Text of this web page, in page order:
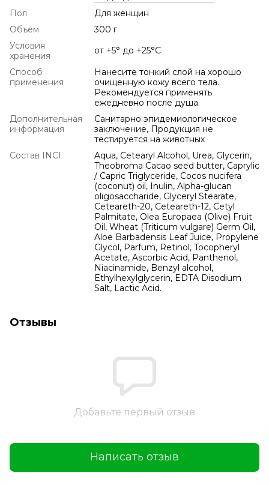
Пол
Для женщин
Объём
300 г
Условия
хранения
от +5° до +25°С
Способ
применения
Нанесите тонкий слой на хорошо
очищенную кожу всего тела.
Рекомендуется применять
ежедневно после душа.
Дополнительная
информация
Санитарно эпидемиологическое
заключение, Продукция не
тестируется на животных
Состав INCI
Aqua, Cetearyl Alcohol, Urea, Glycerin,
Theobroma Cacao seed butter, Caprylic
/ Capric Triglyceride, Cocos nucifera
(coconut) oil, Inulin, Alpha-glucan
oligosaccharide, Glyceryl Stearate,
Ceteareth-20, Ceteareth-12, Cetyl
Palmitate, Olea Europaea (Olive) Fruit
Oil, Wheat (Triticum vulgare) Germ Oil,
Aloe Barbadensis Leaf Juice, Propylene
Glycol, Parfum, Retinol, Tocopheryl
Acetate, Ascorbic Acid, Panthenol,
Niacinamide, Benzyl alcohol,
Ethylhexylglycerin, EDTA Disodium
Salt, Lactic Acid.
Отзывы
Добавьте первый отзыв
Написать отзыв